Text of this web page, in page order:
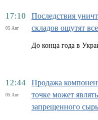
17:10
05 Авг
Последствия
складов ощутят
До конца года в
12:44
05 Авг
Продажа
точке может
запрещенного